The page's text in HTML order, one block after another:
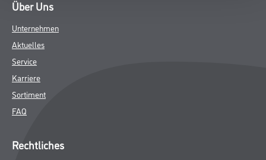
Über Uns
Unternehmen
Aktuelles
Service
Karriere
Sortiment
FAQ
Rechtliches